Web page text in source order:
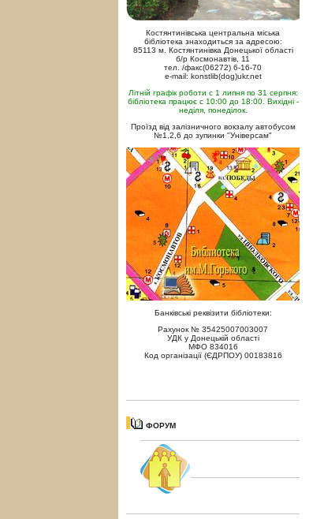
Костянтинівська центральна міська
бібліотека знаходиться за адресою:
85113 м. Костянтинівка Донецької області
б/р Космонавтів, 11
тел. /факс(06272) 6-16-70
e-mail: konstlib(dog)ukr.net
Літній графік роботи с 1 липня по 31 серпня:
бібліотека працює с 10:00 до 18:00. Вихідні -
неділя, понеділок.
Проїзд від залізничного вокзалу автобусом
№1,2,6 до зупинки "Універсам"
Банківські реквізити бібліотеки:
Рахунок № 35425007003007
УДК у Донецькій області
МФО 834016
Код організації (ЄДРПОУ) 00183816
ФОРУМ